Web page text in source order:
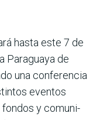
hasta este 7 de
Paraguaya de
una confe­rencia
eventos
fondos y comuni­